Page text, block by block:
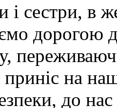
і сестри, в
дорогою
приніс на
до